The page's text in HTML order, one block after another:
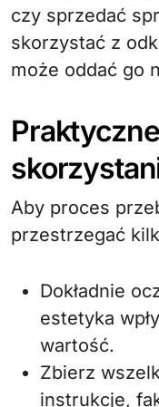
czy sprzedać
skorzystać z
może oddać go
Aby proces
przestrzegać
Dokładnie
estetyka
wartość.
Zbierz
instrukcje,